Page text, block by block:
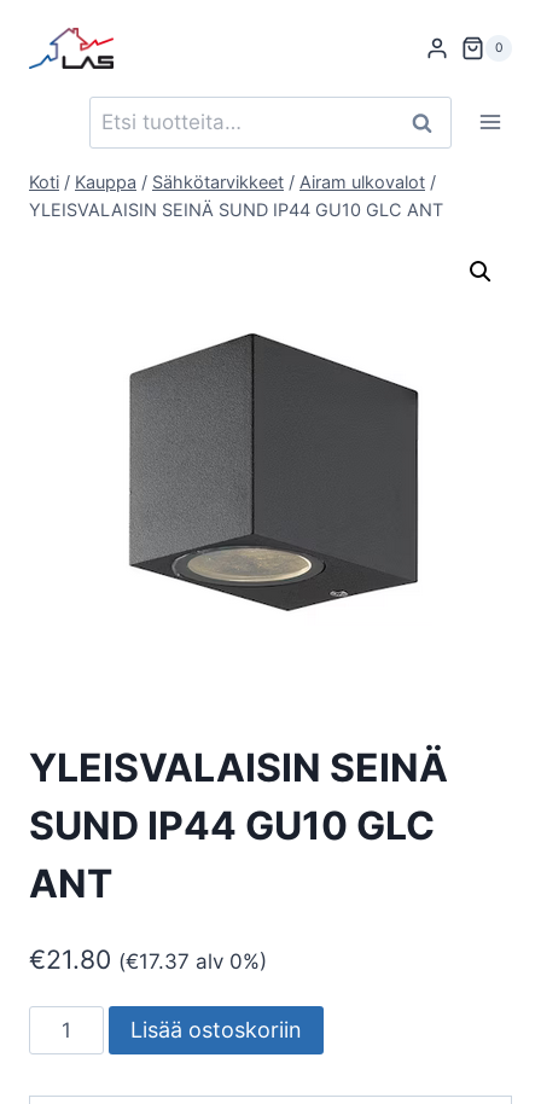
sisältöön
0
Etsi: Haku
Koti / Kauppa / Sähkötarvikkeet / Airam ulkovalot /
YLEISVALAISIN SEINÄ SUND IP44 GU10 GLC ANT
YLEISVALAISIN SEINÄ
SUND IP44 GU10 GLC
ANT
€21.80 (€17.37 alv 0%)
YLEISVALAISIN
SEINÄ
Lisää ostoskoriin